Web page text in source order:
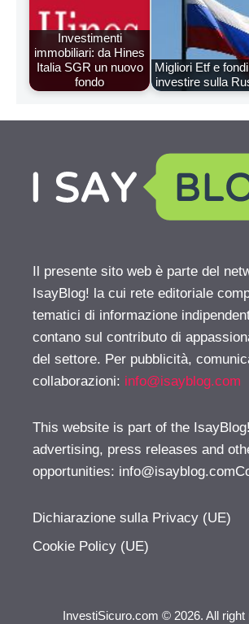
Investimenti
immobiliari: da Hines
Italia SGR un nuovo
fondo
Migliori Etf e
investire sulla
Il presente sito web è parte del
IsayBlog! la cui rete editoriale
tematici di informazione
contano sul contributo di
del settore. Per pubblicità,
collaborazioni: info@isayblog.com
This website is part of the
advertising, press releases and
opportunities:
Dichiarazione sulla Privacy (UE)
Cookie Policy (UE)
InvestiSicuro.com © 2026. All right